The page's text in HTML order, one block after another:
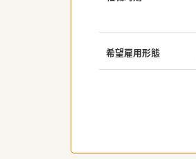
希望雇用形態